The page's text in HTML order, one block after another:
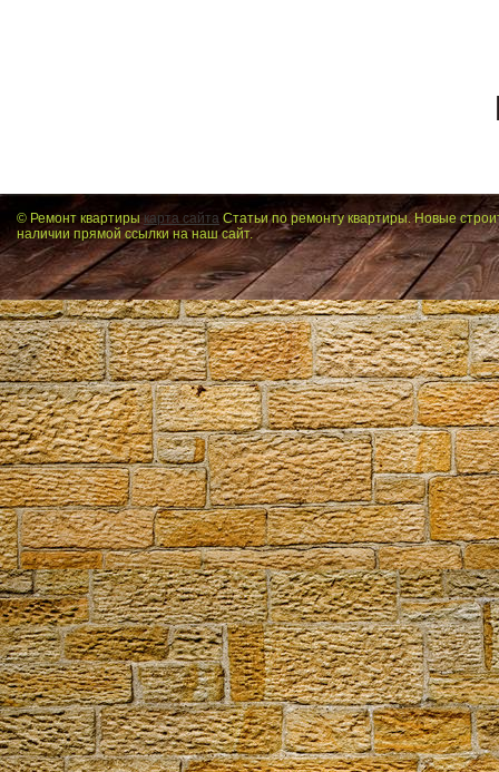
© Ремонт квартирыкарта сайта Статьи по ремонту квартиры. Новые
наличии прямой ссылки на наш сайт.